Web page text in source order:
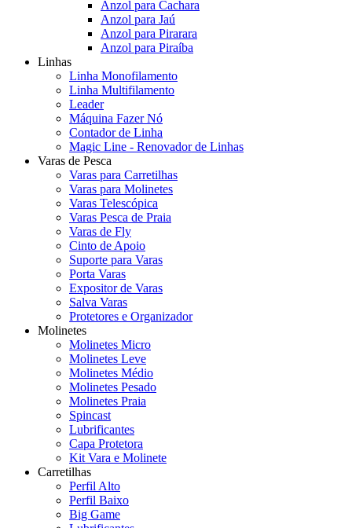
Anzol para Cachara
Anzol para Jaú
Anzol para Pirarara
Anzol para Piraíba
Linhas
Linha Monofilamento
Linha Multifilamento
Leader
Máquina Fazer Nó
Contador de Linha
Magic Line - Renovador de Linhas
Varas de Pesca
Varas para Carretilhas
Varas para Molinetes
Varas Telescópica
Varas Pesca de Praia
Varas de Fly
Cinto de Apoio
Suporte para Varas
Porta Varas
Expositor de Varas
Salva Varas
Protetores e Organizador
Molinetes
Molinetes Micro
Molinetes Leve
Molinetes Médio
Molinetes Pesado
Molinetes Praia
Spincast
Lubrificantes
Capa Protetora
Kit Vara e Molinete
Carretilhas
Perfil Alto
Perfil Baixo
Big Game